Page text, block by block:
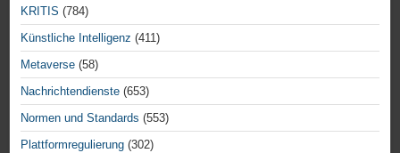
KRITIS (784)
Künstliche Intelligenz (411)
Metaverse (58)
Nachrichtendienste (653)
Normen und Standards (553)
Plattformregulierung (302)